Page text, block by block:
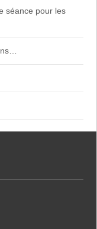
séance pour les